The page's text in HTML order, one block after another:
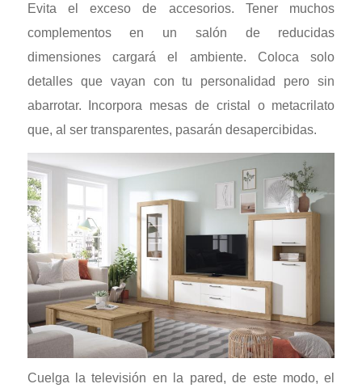
Evita el exceso de accesorios. Tener muchos
complementos en un salón de reducidas
dimensiones cargará el ambiente. Coloca solo
detalles que vayan con tu personalidad pero sin
abarrotar. Incorpora mesas de cristal o metacrilato
que, al ser transparentes, pasarán desapercibidas.
Cuelga la televisión en la pared, de este modo, el